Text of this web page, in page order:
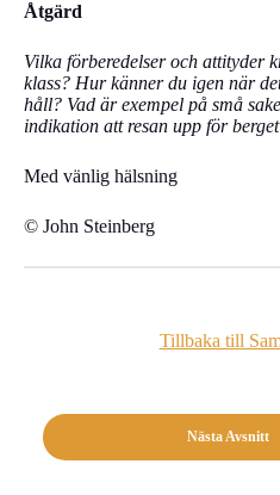
Åtgärd
Vilka förberedelser och attityder
klass? Hur känner du igen när
håll? Vad är exempel på små
indikation att resan upp för
Med vänlig hälsning
© John Steinberg
Tillbaka till
Nästa Avsnitt